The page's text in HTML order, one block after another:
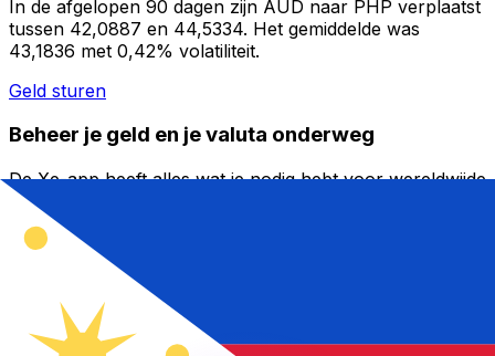
In de afgelopen 90 dagen zijn AUD naar PHP verplaatst
tussen 42,0887 en 44,5334. Het gemiddelde was
43,1836 met 0,42% volatiliteit.
Geld sturen
Beheer je geld en je valuta onderweg
De Xe-app heeft alles wat je nodig hebt voor wereldwijde
geldtransfers en valutabeheer. Wissel valuta's om, stel
koerswaarschuwingen in en maak geld over naar het
buitenland zonder verborgen kosten. Download
vandaag nog!